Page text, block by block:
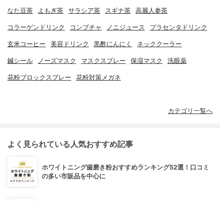
なた豆茶 よもぎ茶 サラシア茶 スギナ茶 高麗人参茶
コラーゲンドリンク コンブチャ ノニジュース プラセンタドリンク
玄米コーヒー 美容ドリンク 黒酢にんにく ネッククーラー
鍼シール ノーズマスク マスクスプレー 保湿マスク 洗眼薬
花粉ブロックスプレー 花粉対策メガネ
カテゴリ一覧へ
よく見られている人気おすすめ記事
ホワイトニング歯磨き粉おすすめランキング52選！口コミ
の多い市販品を中心に